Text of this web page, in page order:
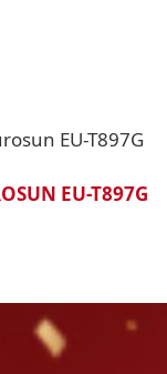
EU-T897G
EU-T897G